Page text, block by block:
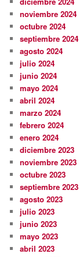
noviembre 2024
octubre 2024
septiembre 2024
agosto 2024
julio 2024
junio 2024
mayo 2024
abril 2024
marzo 2024
febrero 2024
enero 2024
diciembre 2023
noviembre 2023
octubre 2023
septiembre 2023
agosto 2023
julio 2023
junio 2023
mayo 2023
abril 2023